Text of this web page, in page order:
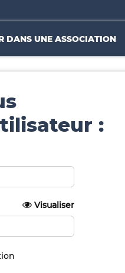
DANS UNE ASSOCIATION
:
Visualiser